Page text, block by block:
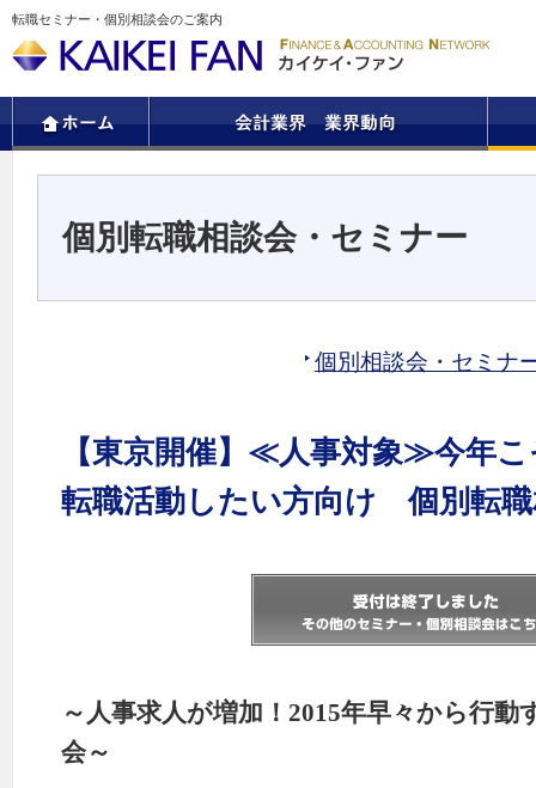
転職セミナー・個別相談会のご案内
個別転職相談会・セミナー
個別相談会・セミナ
【東京開催】≪人事対象≫今年こ
転職活動したい方向け 個別転職
～人事求人が増加！2015年早々から行動
会～